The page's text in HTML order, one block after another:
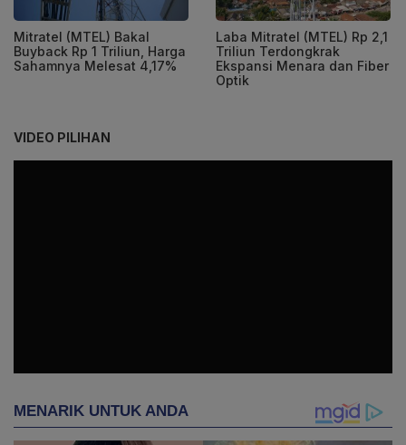
Mitratel (MTEL) Bakal
Buyback Rp 1 Triliun, Harga
Sahamnya Melesat 4,17%
Laba Mitratel (MTEL) Rp 2,1
Triliun Terdongkrak
Ekspansi Menara dan Fiber
Optik
VIDEO PILIHAN